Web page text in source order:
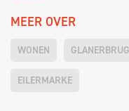
MEER OVER
WONEN GLANERBRUG
EILERMARKE